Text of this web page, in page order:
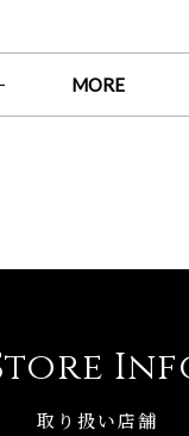
MORE
取り扱い店舗